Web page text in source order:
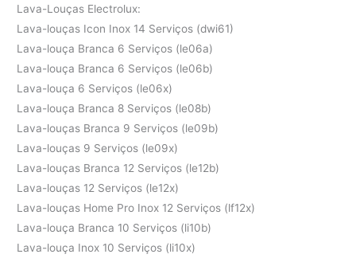
Lava-Louças Electrolux:
Lava-louças Icon Inox 14 Serviços (dwi61)
Lava-louça Branca 6 Serviços (le06a)
Lava-louça Branca 6 Serviços (le06b)
Lava-louça 6 Serviços (le06x)
Lava-louça Branca 8 Serviços (le08b)
Lava-louças Branca 9 Serviços (le09b)
Lava-louças 9 Serviços (le09x)
Lava-louças Branca 12 Serviços (le12b)
Lava-louças 12 Serviços (le12x)
Lava-louças Home Pro Inox 12 Serviços (lf12x)
Lava-louça Branca 10 Serviços (li10b)
Lava-louça Inox 10 Serviços (li10x)